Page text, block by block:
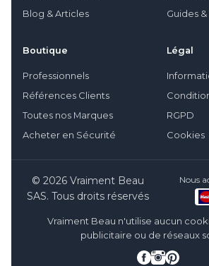
Blog & Articles
Guides
Boutique
Professionnels
Références Clients
Toutes nos Marques
Acheter en Sécurité
Légal
RGPD
Cookies
© 2026 Vraiment Beau
SAS. Tous droits réservés
Nous
Vraiment Beau n'utilise aucun
publicitaire ou de réseaux